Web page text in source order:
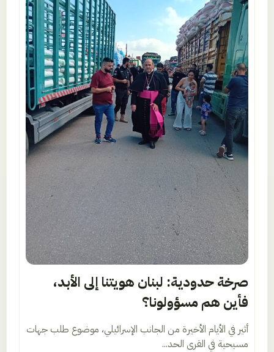
صرخة حدودية: لبنان هويتنا إلى الأبد،
فأين هم مسؤولونا؟
أثير في الأيام الأخيرة من الجانب الإسرائيلي، موضوع طلب جهات
مسيحية في القرى الحد...